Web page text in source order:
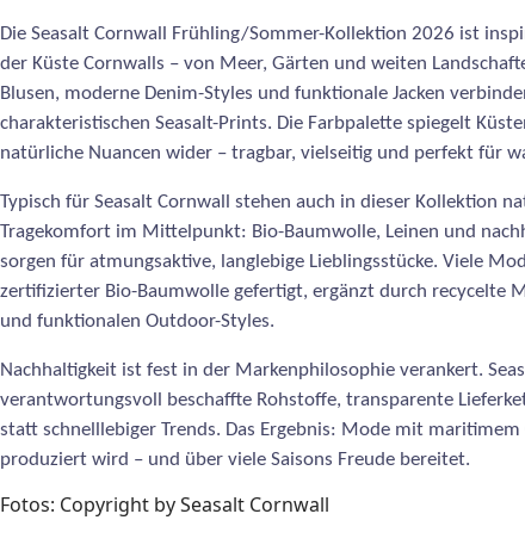
Die Seasalt Cornwall Frühling/Sommer-Kollektion 2026 ist
der Küste Cornwalls – von Meer, Gärten und weiten
Blusen, moderne Denim-Styles und funktionale Jacken
charakteristischen Seasalt-Prints. Die Farbpalette spiegelt
natürliche Nuancen wider – tragbar, vielseitig und perfekt für
Typisch für Seasalt Cornwall stehen auch in dieser Kollektion
Tragekomfort im Mittelpunkt: Bio-Baumwolle, Leinen und
sorgen für atmungsaktive, langlebige Lieblingsstücke. Viele
zertifizierter Bio-Baumwolle gefertigt, ergänzt durch recycelte
und funktionalen Outdoor-Styles.
Nachhaltigkeit ist fest in der Markenphilosophie verankert.
verantwortungsvoll beschaffte Rohstoffe, transparente
statt schnelllebiger Trends. Das Ergebnis: Mode mit
produziert wird – und über viele Saisons Freude bereitet.
Fotos: Copyright by Seasalt Cornwall